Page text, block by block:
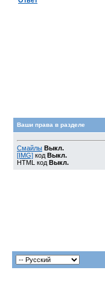
Ваши права в разделе
Смайлы Выкл.
[IMG] код Выкл.
HTML код Выкл.